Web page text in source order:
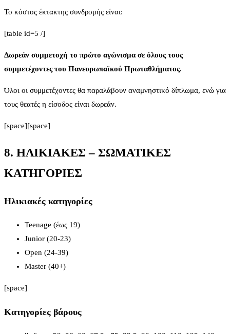
Το κόστος έκτακτης συνδρομής είναι:
[table id=5 /]
Δωρεάν συμμετοχή το πρώτο αγώνισμα σε όλους τους
συμμετέχοντες του Πανευρωπαϊκού Πρωταθλήματος.
Όλοι οι συμμετέχοντες θα παραλάβουν αναμνηστικό δίπλωμα, ενώ για
τους θεατές η είσοδος είναι δωρεάν.
[space][space]
8. ΗΛΙΚΙΑΚΕΣ – ΣΩΜΑΤΙΚΕΣ
ΚΑΤΗΓΟΡΙΕΣ
Ηλικιακές κατηγορίες
Teenage (έως 19)
Junior (20-23)
Open (24-39)
Master (40+)
[space]
Κατηγορίες βάρους